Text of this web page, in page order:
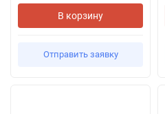
В корзину
Отправить заявку